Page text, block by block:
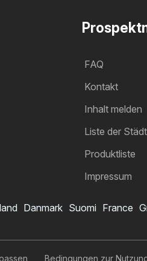
FAQ
Kontakt
Inhalt melden
Liste der
Produktliste
Impressum
Danmark Suomi France
Bedingungen zur